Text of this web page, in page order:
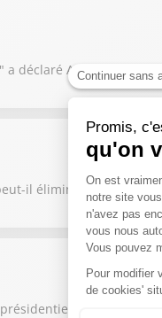
déclaré Agnès Buzyn :
il éliminer la France ?
: débat avec